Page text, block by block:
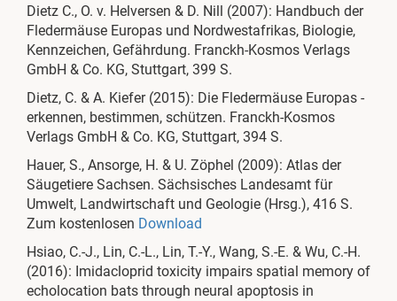
Dietz C., O. v. Helversen & D. Nill (2007): Handbuch der
Fledermäuse Europas und Nordwestafrikas, Biologie,
Kennzeichen, Gefährdung. Franckh-Kosmos Verlags
GmbH & Co. KG, Stuttgart, 399 S.
Dietz, C. & A. Kiefer (2015): Die Fledermäuse Europas -
erkennen, bestimmen, schützen. Franckh-Kosmos
Verlags GmbH & Co. KG, Stuttgart, 394 S.
Hauer, S., Ansorge, H. & U. Zöphel (2009): Atlas der
Säugetiere Sachsen. Sächsisches Landesamt für
Umwelt, Landwirtschaft und Geologie (Hrsg.), 416 S.
Zum kostenlosen Download
Hsiao, C.-J., Lin, C.-L., Lin, T.-Y., Wang, S.-E. & Wu, C.-H.
(2016): Imidacloprid toxicity impairs spatial memory of
echolocation bats through neural apoptosis in